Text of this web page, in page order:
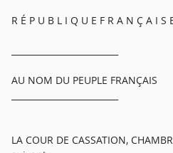
R É P U B L I Q U E F R A N Ç A I S
AU NOM DU PEUPLE FRANÇAIS
LA COUR DE CASSATION,